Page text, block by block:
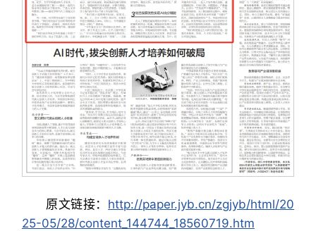
原文链接： http://paper.jyb.cn/zgjyb/html/20
25-05/28/content_144744_18560719.htm